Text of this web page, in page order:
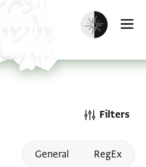
Enable dark
General RegEx
Filters